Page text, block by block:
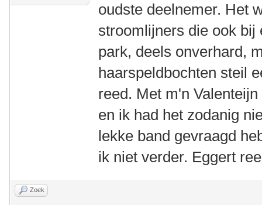
oudste deelnemer. Het
stroomlijners die ook
park, deels onverhard,
haarspeldbochten steil
reed. Met m'n
en ik had het zodanig
lekke band gevraagd
ik niet verder. Eggert
Zoek